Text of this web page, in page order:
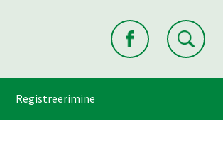
Registreerimine